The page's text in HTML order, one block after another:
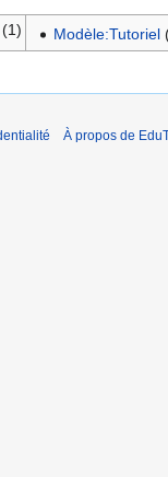
Modèle:Tutoriel
À propos de